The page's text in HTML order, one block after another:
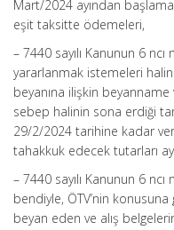
Mart/2024 ayından
eşit taksitte ödemeleri,
– 7440 sayılı Kanunun 6
yararlanmak istemeleri
beyanına ilişkin
sebep halinin sona erdiği
29/2/2024 tarihine kadar
tahakkuk edecek tutarları
– 7440 sayılı Kanunun 6
bendiyle, ÖTV’nin
beyan eden ve alış